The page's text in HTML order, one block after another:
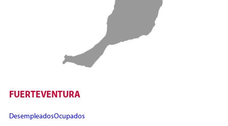
FUERTEVENTURA
DesempleadosOcupados